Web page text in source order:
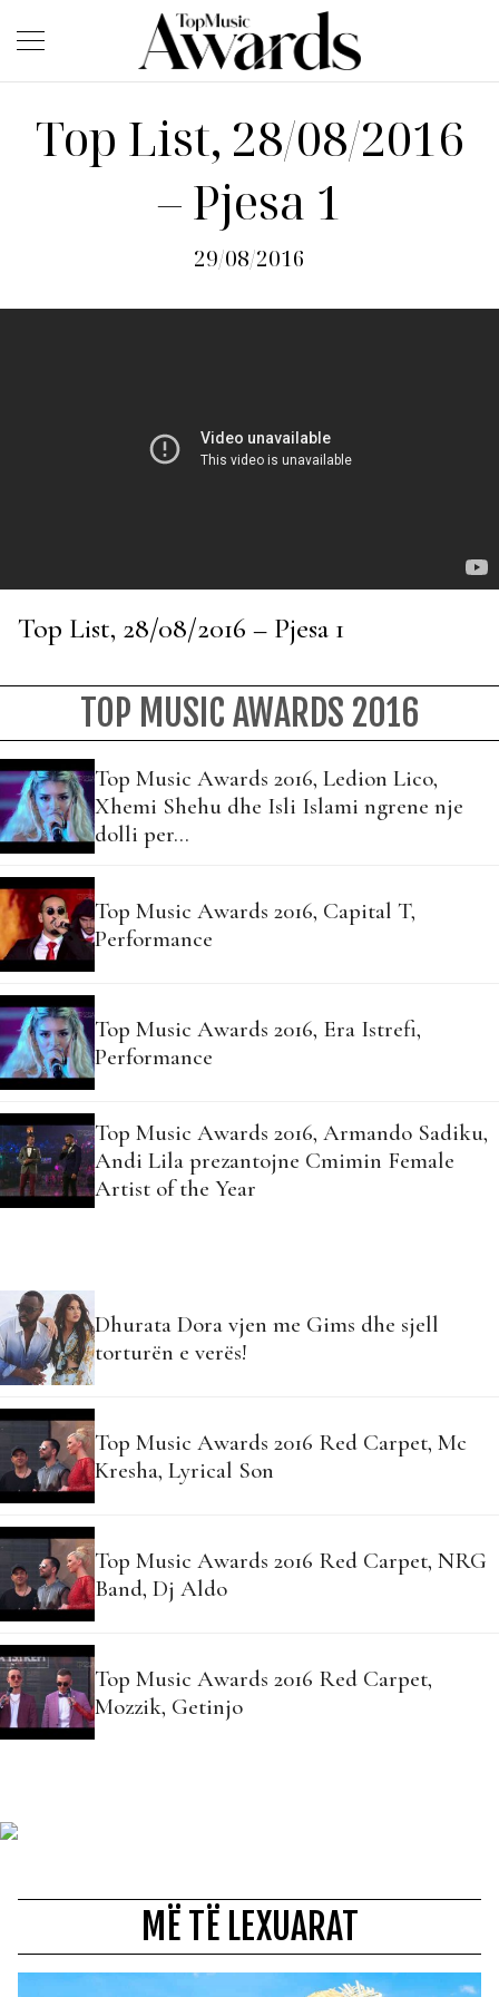
Top List, 28/08/2016
– Pjesa 1
29/08/2016
Top List, 28/08/2016 – Pjesa 1
TOP MUSIC AWARDS 2016
Top Music Awards 2016, Ledion Lico,
Xhemi Shehu dhe Isli Islami ngrene nje
dolli per…
Top Music Awards 2016, Capital T,
Performance
Top Music Awards 2016, Era Istrefi,
Performance
Top Music Awards 2016, Armando Sadiku,
Andi Lila prezantojne Cmimin Female
Artist of the Year
Dhurata Dora vjen me Gims dhe sjell
torturën e verës!
Top Music Awards 2016 Red Carpet, Mc
Kresha, Lyrical Son
Top Music Awards 2016 Red Carpet, NRG
Band, Dj Aldo
Top Music Awards 2016 Red Carpet,
Mozzik, Getinjo
MË TË LEXUARAT